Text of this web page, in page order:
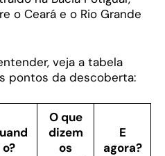
o Ceará e o Rio Grande
veja a tabela
pontos da descoberta:
o?
O que
dizem
os
E
agora?